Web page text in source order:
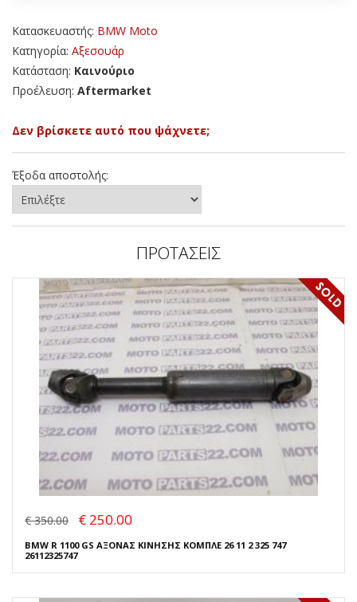
Κατασκευαστής: BMW Moto
Κατηγορία: Αξεσουάρ
Κατάσταση: Καινούριο
Προέλευση: Aftermarket
Δεν βρίσκετε αυτό που ψάχνετε;
Έξοδα αποστολής:
ΠΡΟΤΑΣΕΙΣ
€ 350.00 € 250.00
BMW R 1100 GS ΑΞΟΝΑΣ ΚΙΝΗΣΗΣ ΚΟΜΠΛΕ 26 11 2 325 747
26112325747